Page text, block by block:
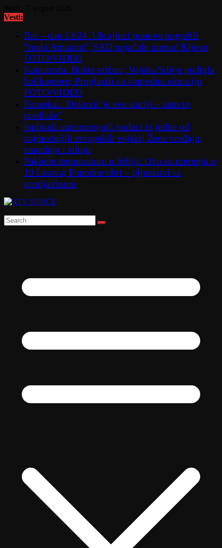
to
Vesti:
Rat – dan 1.624: Ukrajinci ponovo pogodili
"ruski Amazon"; SAD pojačale pomoć Kijevu
FOTO/VIDEO
Katastrofa: Bukte požari; Vojska Srbije podigla
helikoptere; Proglasili su vanrednu situaciju
FOTO/VIDEO
Fonseka: "Đoković je sve stariji – zato to
predlaže"
Isplivali uznemirujući podaci iz jedne od
najmoćnijih evropskih vojski; Žene vređaju,
napadaju i siluju
Paklene temperature u Srbiji: Ovo su merenja u
10 časova; Popodne obrt – pljuskovi sa
grmljavinom